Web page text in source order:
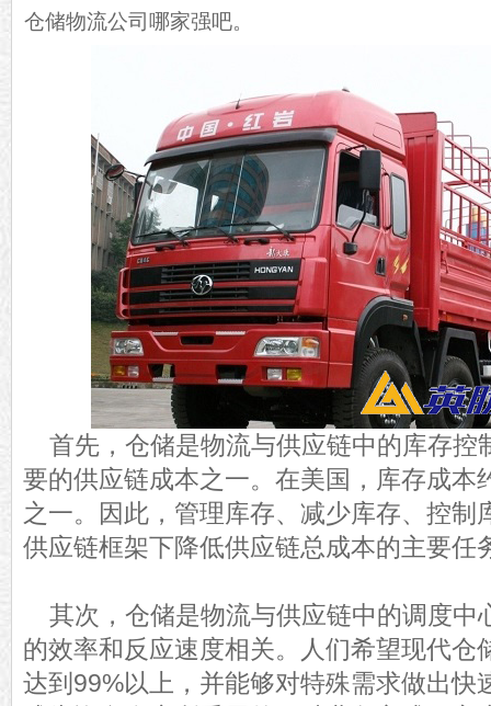
仓储物流公司哪家强吧。
首先，仓储是物流与供应链中的库存控
要的供应链成本之一。在美国，库存成本
之一。因此，管理库存、减少库存、控制
供应链框架下降低供应链总成本的主要任
其次，仓储是物流与供应链中的调度中
的效率和反应速度相关。人们希望现代仓
达到99%以上，并能够对特殊需求做出快